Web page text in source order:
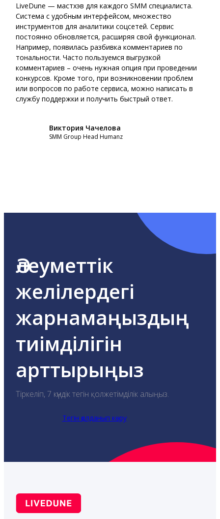
LiveDune — мастхэв для каждого SMM специалиста.
Система с удобным интерфейсом, множество
инструментов для аналитики соцсетей. Сервис
постоянно обновляется, расширяя свой функционал.
Например, появилась разбивка комментариев по
тональности. Часто пользуемся выгрузкой
комментариев – очень нужная опция при проведении
конкурсов. Кроме того, при возникновении проблем
или вопросов по работе сервиса, можно написать в
службу поддержки и получить быстрый ответ.
Виктория Чачелова
SMM Group Head Humanz
Әлеуметтік
желілердегі
жарнамаңыздың
тиімділігін
арттырыңыз
Тіркеліп, 7 күндік тегін қолжетімділік алыңыз.
Тегін қолданып көру